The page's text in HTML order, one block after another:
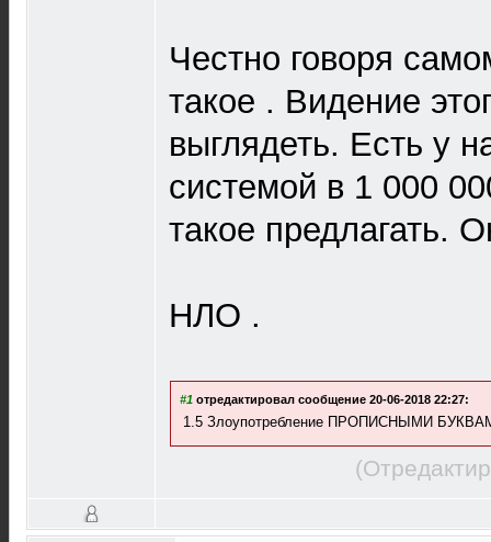
Честно говоря
такое . Видение
выглядеть. Есть у
системой в 1 000
такое предлагать.
НЛО .
#1 отредактировал сообщение 20-06-2018 22:27:
1.5 Злоупотребление ПРОПИСНЫМИ